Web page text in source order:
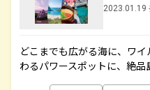
2023.01.19
どこまでも広がる海に、ワ
わるパワースポットに、絶品